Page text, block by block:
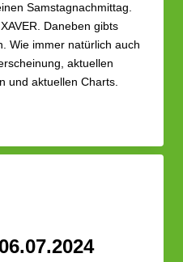
Samstagnachmittag.
Daneben gibts
Wie immer natürlich auch
aktuellen
und aktuellen Charts.